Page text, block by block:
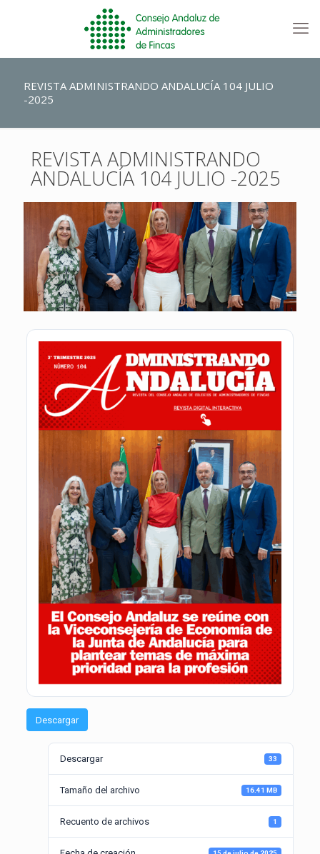
REVISTA ADMINISTRANDO ANDALUCÍA 104 JULIO
-2025
REVISTA ADMINISTRANDO
ANDALUCÍA 104 JULIO -2025
Descargar
Descargar 33
Tamaño del archivo 16.41 MB
Recuento de archivos 1